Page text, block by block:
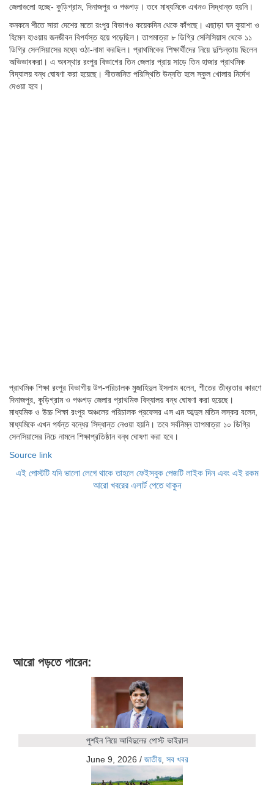
জেলাগুলো হচ্ছে- কুড়িগ্রাম, দিনাজপুর ও পঞ্চগড়। তবে মাধ্যমিকে এখনও সিদ্ধান্ত হয়নি।
কনকনে শীতে সারা দেশের মতো রংপুর বিভাগও কয়েকদিন থেকে কাঁপছে। এছাড়া ঘন কুয়াশা ও
হিমেল হাওয়ায় জনজীবন বিপর্যস্ত হয়ে পড়েছিল। তাপমাত্রা ৮ ডিগ্রি সেলিসিয়াস থেকে ১১
ডিগ্রি সেলসিয়াসের মধ্যে ওঠা-নামা করছিল। প্রাথমিকের শিক্ষার্থীদের নিয়ে দুশ্চিন্তায় ছিলেন
অভিভাবকরা। এ অবস্থার রংপুর বিভাগের তিন জেলার প্রায় সাড়ে তিন হাজার প্রাথমিক
বিদ্যালয় বন্ধ ঘোষণা করা হয়েছে। শীতজনিত পরিস্থিতি উন্নতি হলে স্কুল খোলার নির্দেশ
দেওয়া হবে।
প্রাথমিক শিক্ষা রংপুর বিভাগীয় উপ-পরিচালক মুজাহিদুল ইসলাম বলেন, শীতের তীব্রতার কারণে
দিনাজপুর, কুড়িগ্রাম ও পঞ্চগড় জেলার প্রাথমিক বিদ্যালয় বন্ধ ঘোষণা করা হয়েছে।
মাধ্যমিক ও উচ্চ শিক্ষা রংপুর অঞ্চলের পরিচালক প্রফেসর এস এম আব্দুল মতিন লস্কর বলেন,
মাধ্যমিকে এখন পর্যন্ত বন্ধের সিদ্ধান্ত নেওয়া হয়নি। তবে সর্বনিম্ন তাপমাত্রা ১০ ডিগ্রি
সেলসিয়াসের নিচে নামলে শিক্ষাপ্রতিষ্ঠান বন্ধ ঘোষণা করা হবে।
Source link
এই পোস্টটি যদি ভালো লেগে থাকে তাহলে ফেইসবুক পেজটি লাইক দিন এবং এই রকম
আরো খবরের এলার্ট পেতে থাকুন
আরো পড়তে পারেন:
পুশইন নিয়ে আবিদুলের পোস্ট ভাইরাল
June 9, 2026 / জাতীয়, সব খবর